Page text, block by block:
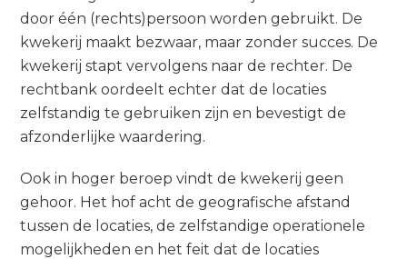
door één (rechts)persoon worden gebruikt. De
kwekerij maakt bezwaar, maar zonder succes. De
kwekerij stapt vervolgens naar de rechter. De
rechtbank oordeelt echter dat de locaties
zelfstandig te gebruiken zijn en bevestigt de
afzonderlijke waardering.
Ook in hoger beroep vindt de kwekerij geen
gehoor. Het hof acht de geografische afstand
tussen de locaties, de zelfstandige operationele
mogelijkheden en het feit dat de locaties